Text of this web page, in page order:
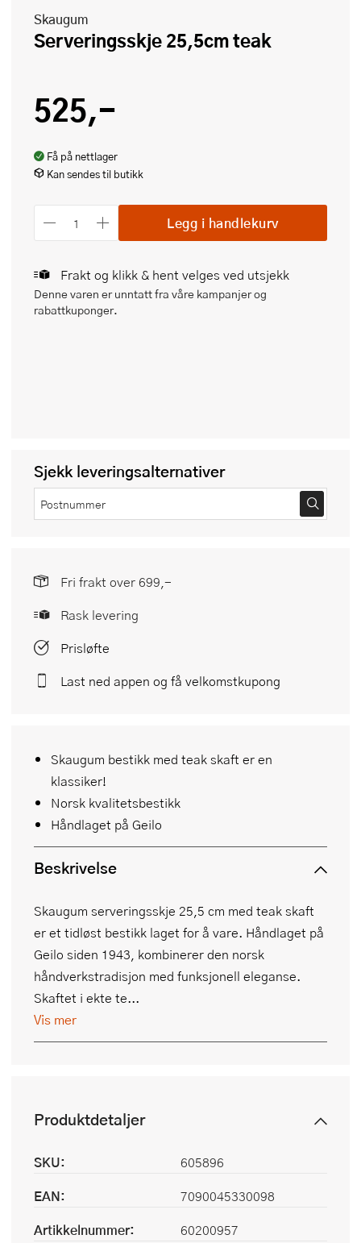
Skaugum
Serveringsskje 25,5cm teak
525,-
Få på nettlager
Kan sendes til butikk
Legg i handlekurv
Frakt og klikk & hent velges ved utsjekk
Denne varen er unntatt fra våre kampanjer og
rabattkuponger.
Skaugum bestikk med teak skaft er en
klassiker!
Norsk kvalitetsbestikk
Håndlaget på Geilo
Beskrivelse
Skaugum serveringsskje 25,5 cm med teak skaft
er et tidløst bestikk laget for å vare. Håndlaget på
Geilo siden 1943, kombinerer den norsk
håndverkstradisjon med funksjonell eleganse.
Skaftet i ekte te...
Vis mer
Sjekk leveringsalternativer
Fri frakt over 699,-
Rask levering
Prisløfte
Last ned appen og få velkomstkupong
Produktdetaljer
SKU:
605896
EAN:
7090045330098
Artikkelnummer:
60200957